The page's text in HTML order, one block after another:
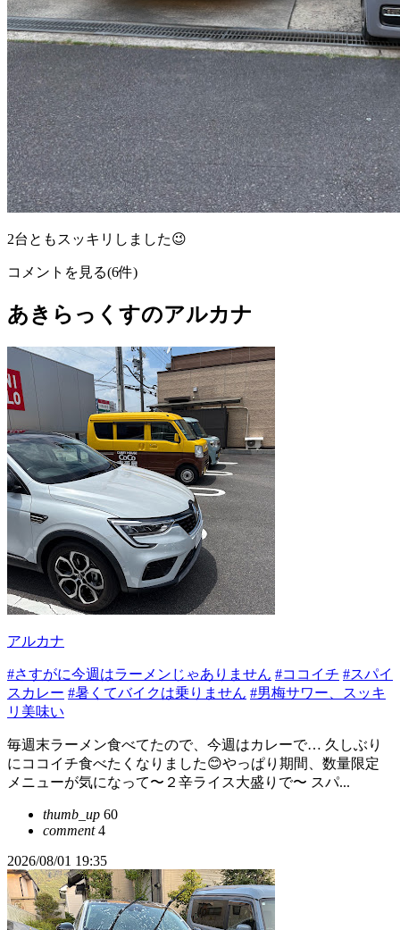
2台ともスッキリしました😉
コメントを見る(6件)
あきらっくすのアルカナ
アルカナ
#さすがに今週はラーメンじゃありません #ココイチ #スパイ
スカレー #暑くてバイクは乗りません #男梅サワー、スッキ
リ美味い
毎週末ラーメン食べてたので、今週はカレーで… 久しぶり
にココイチ食べたくなりました😊やっぱり期間、数量限定
メニューが気になって〜２辛ライス大盛りで〜 スパ...
thumb_up 60
comment4
2026/08/01 19:35